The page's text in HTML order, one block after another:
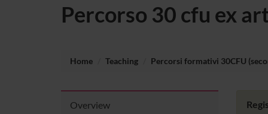
Percorso 30 cfu ex
Home Teaching Percorsi formativi 30CFU
Overview